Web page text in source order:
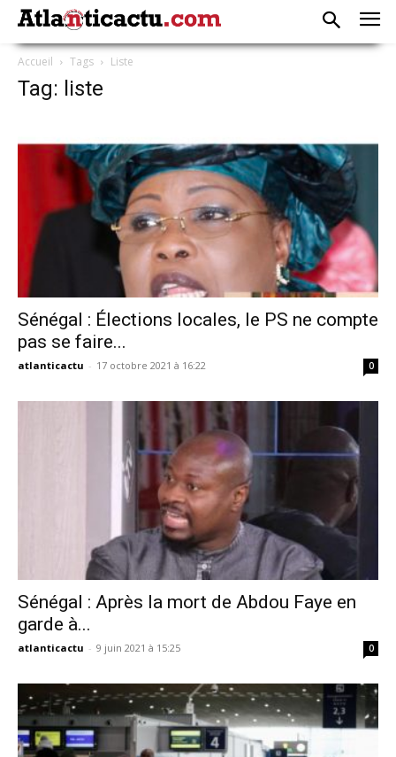
Accueil Tags Liste
Tag: liste
Sénégal : Élections locales, le PS ne compte
pas se faire...
atlanticactu - 17 octobre 2021 à 16:22 0
Sénégal : Après la mort de Abdou Faye en
garde à...
atlanticactu - 9 juin 2021 à 15:25 0